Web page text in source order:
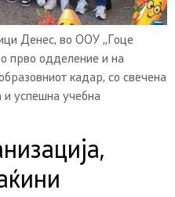
Денес, во ООУ ,,Гоце
прво одделение и на
кадар, со свечена
и успешна учебна